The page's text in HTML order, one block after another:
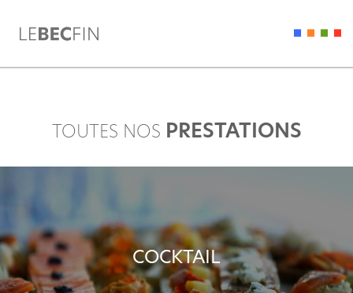
TOUTES NOS PRESTATIONS
COCKTAIL